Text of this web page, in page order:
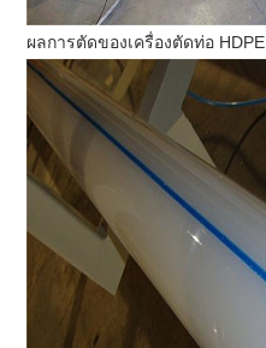
ผลการตัดของเครื่องตัดท่อ HDPE